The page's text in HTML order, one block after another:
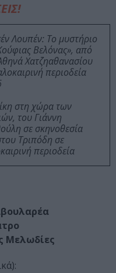
Λουπέν: Το μυστήριο
Βελόνας», από
Χατζηαθανασίου
περιοδεία
στη χώρα των
του Γιάννη
σε σκηνοθεσία
Τριπόδη σε
περιοδεία
Μελωδίες